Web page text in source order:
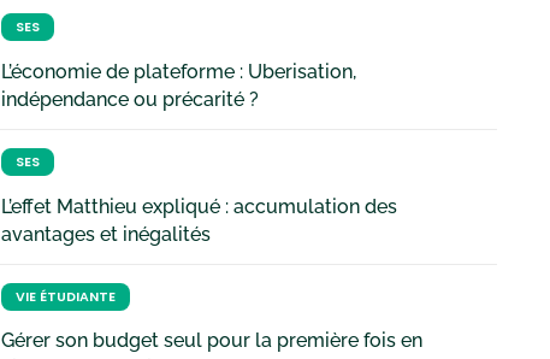
SES
L’économie de plateforme : Uberisation,
indépendance ou précarité ?
SES
L’effet Matthieu expliqué : accumulation des
avantages et inégalités
VIE ÉTUDIANTE
Gérer son budget seul pour la première fois en